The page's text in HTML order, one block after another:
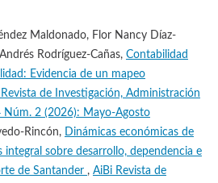
Maldonado, Flor Nancy Díaz-
Rodríguez-Cañas, Contabilidad
Evidencia de un mapeo
de Investigación, Administración
Núm. 2 (2026): Mayo-Agosto
Rincón,
Dinámicas económicas de
integral sobre desarrollo, dependencia e
de Santander , AiBi Revista de